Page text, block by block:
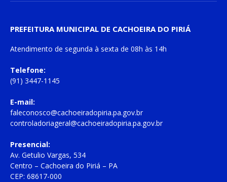
PREFEITURA MUNICIPAL DE CACHOEIRA DO PIRIÁ
Atendimento de segunda à sexta de 08h às 14h
Telefone:
(91) 3447-1145
E-mail:
faleconosco@cachoeiradopiria.pa.gov.br
controladoriageral@cachoeiradopiria.pa.gov.br
Presencial:
Av. Getulio Vargas, 534
Centro – Cachoeira do Piriá – PA
CEP: 68617-000